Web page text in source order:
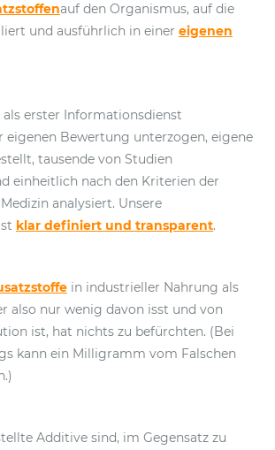
auf den Organismus, auf die
und ausführlich in einer eigenen
als erster Informationsdienst
eigenen Bewertung unterzogen, eigene
tausende von Studien
einheitlich nach den Kriterien der
analysiert. Unsere
klar definiert und transparent.
in industrieller Nahrung als
also nur wenig davon isst und von
ist, hat nichts zu befürchten. (Bei
kann ein Milligramm vom Falschen
Additive sind, im Gegensatz zu